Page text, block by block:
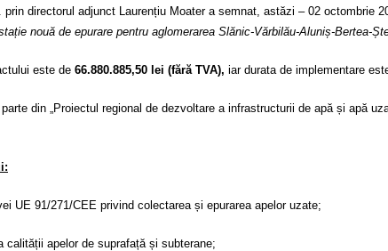
prin directorul adjunct Laurențiu Moater a semnat, astăzi – 02
nouă de epurare pentru aglomerarea Slănic-Vărbilău-Aluniș-Bertea-
este de 66.880.885,50 lei (fără TVA), iar durata de implementare
din „Proiectul regional de dezvoltare a infrastructurii de apă și apă
UE 91/271/CEE privind colectarea și epurarea apelor uzate;
calității apelor de suprafață și subterane;